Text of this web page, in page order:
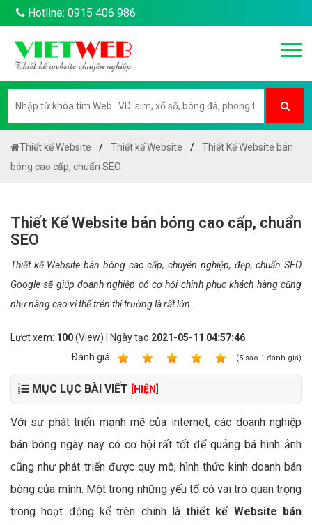
Hotline: 0915 406 986
Thiết kế Website Thiết kế Website
Thiết Kế Website bán
bóng cao cấp, chuẩn SEO
Thiết Kế Website bán bóng cao cấp, chuẩn
SEO
Thiết kế Website bán bóng cao cấp, chuyên nghiệp, đẹp, chuẩn SEO
Google sẽ giúp doanh nghiệp có cơ hội chinh phục khách hàng cũng
như nâng cao vị thế trên thị trường là rất lớn.
Lượt xem: 100(View) | Ngày tạo 2021-05-11 04:57:46
Ðánh giá:
(5 sao 1 đánh giá)
MỤC LỤC BÀI VIẾT [HIỆN]
Với sự phát triển mạnh mẽ của internet, các doanh nghiệp
bán bóng ngày nay có cơ hội rất tốt để quảng bá hình ảnh
cũng như phát triển được quy mô, hình thức kinh doanh bán
bóng của mình. Một trong những yếu tố có vai trò quan trọng
trong hoạt động kể trên chính làthiết kế Website bán